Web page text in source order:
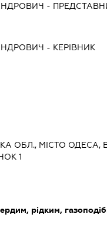
-
- КЕРІВНИК
ОБЛ., МІСТО ОДЕСА,
1
рідким,